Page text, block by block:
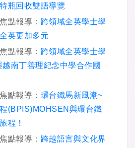
瓶回收雙語導覽
點報導： 跨領域全英學士學
英更加多元
點報導： 跨領域全英學士學
南丁善理紀念中學合作國
點報導： 環台鐵馬新風潮~
(BPIS)MOHSEN與環台鐵
程！
點報導： 跨越語言與文化界